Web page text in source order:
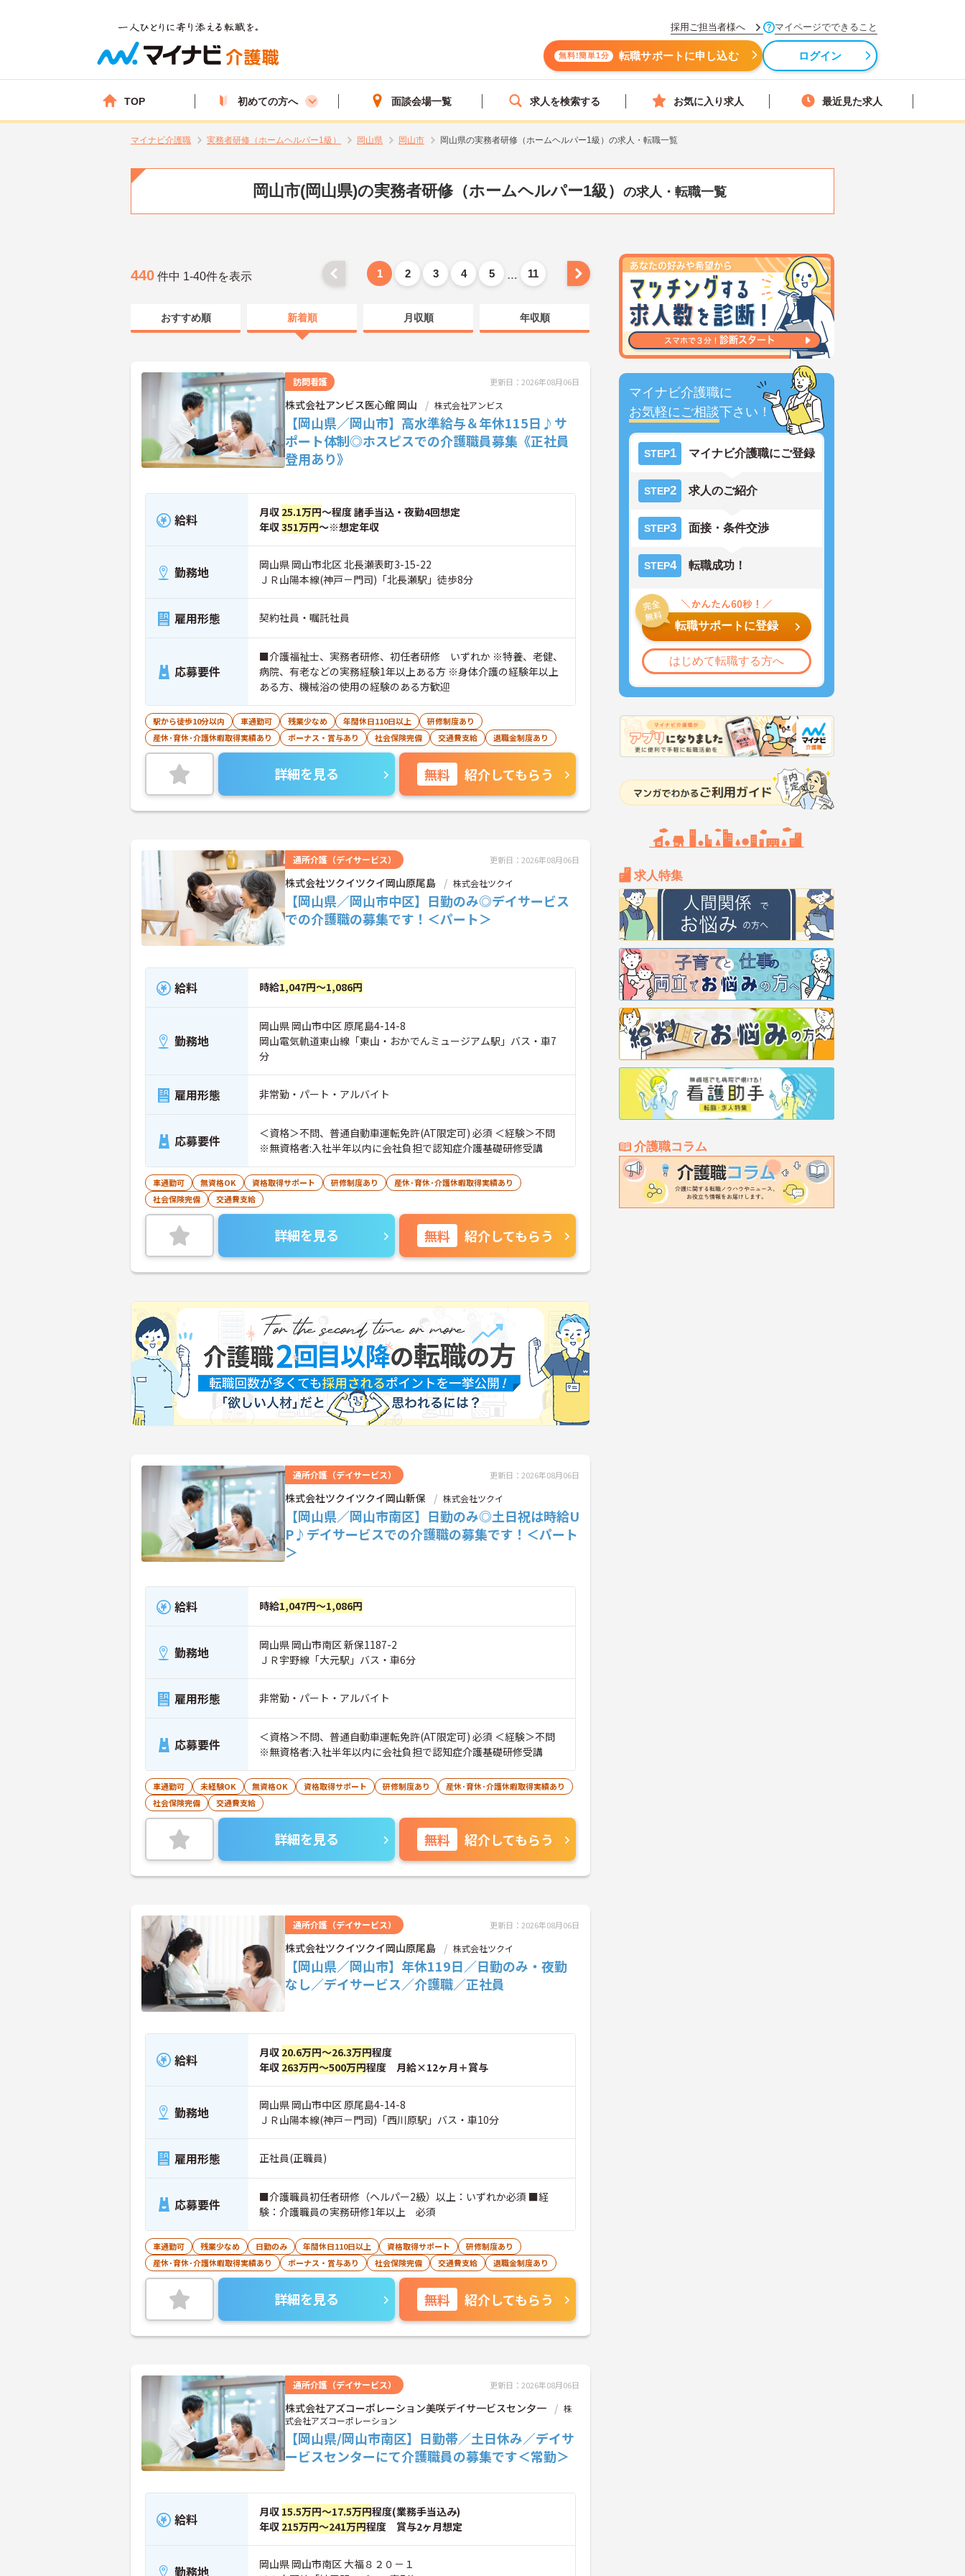
採用ご担当者様へ マイページでできること
無料!簡単1分 転職サポートに申し込む ログイン
TOP 初めての方へ 面談会場一覧 求人を検索する お気に入り求人 最近見た求人
マイナビ介護職 実務者研修（ホームヘルパー1級） 岡山県 岡山市 岡山県の実務者研修（ホームヘルパー1級）の求人・転職一覧
岡山市(岡山県)の実務者研修（ホームヘルパー1級） の求人・転職一覧
マイナビ介護職に
お気軽にご相談下さい！
STEP1 マイナビ介護職にご登録
STEP2 求人のご紹介
STEP3 面接・条件交渉
STEP4 転職成功！
転職サポートに登録
はじめて転職する方へ
求人特集
介護職コラム
440 件中 1-40件を表示 1 2 3 4 5 … 11
おすすめ順 新着順 月収順 年収順
訪問看護 更新日：2026年08月06日
株式会社アンビス医心館 岡山 株式会社アンビス
【岡山県／岡山市】高水準給与＆年休115日♪サ
ポート体制◎ホスピスでの介護職員募集《正社員
登用あり》
給料 月収 25.1万円～程度 諸手当込・夜勤4回想定
年収351万円～※想定年収
勤務地
岡山県 岡山市北区 北長瀬表町3-15-22
ＪＲ山陽本線(神戸－門司)「北長瀬駅」徒歩8分
雇用形態 契約社員・嘱託社員
応募要件
■介護福祉士、実務者研修、初任者研修 いずれか ※特養、老健、
病院、有老などの実務経験1年以上ある方 ※身体介護の経験年以上
ある方、機械浴の使用の経験のある方歓迎
駅から徒歩10分以内 車通勤可 残業少なめ 年間休日110日以上
研修制度あり
産休･育休･介護休暇取得実績あり
ボーナス・賞与あり 社会保険完備 交通費支給 退職金制度あり
詳細を見る 無料 紹介してもらう
通所介護（デイサービス） 更新日：2026年08月06日
株式会社ツクイツクイ岡山原尾島 株式会社ツクイ
【岡山県／岡山市中区】日勤のみ◎デイサービス
での介護職の募集です！＜パート＞
給料 時給1,047円～1,086円
勤務地
岡山県 岡山市中区 原尾島4-14-8
岡山電気軌道東山線「東山・おかでんミュージアム駅」バス・車7
分
雇用形態 非常勤・パート・アルバイト
応募要件
＜資格＞不問、普通自動車運転免許(AT限定可) 必須 ＜経験＞不問
※無資格者:入社半年以内に会社負担で認知症介護基礎研修受講
車通勤可 無資格OK 資格取得サポート 研修制度あり
産休･育休･介護休暇取得実績あり
社会保険完備
交通費支給
詳細を見る 無料 紹介してもらう
通所介護（デイサービス） 更新日：2026年08月06日
株式会社ツクイツクイ岡山新保 株式会社ツクイ
【岡山県／岡山市南区】日勤のみ◎土日祝は時給U
P♪デイサービスでの介護職の募集です！＜パート
＞
給料 時給1,047円～1,086円
勤務地
岡山県 岡山市南区 新保1187-2
ＪＲ宇野線「大元駅」バス・車6分
雇用形態 非常勤・パート・アルバイト
応募要件
＜資格＞不問、普通自動車運転免許(AT限定可) 必須 ＜経験＞不問
※無資格者:入社半年以内に会社負担で認知症介護基礎研修受講
車通勤可 未経験OK 無資格OK 資格取得サポート 研修制度あり
産休･育休･介護休暇取得実績あり
社会保険完備
交通費支給
詳細を見る 無料 紹介してもらう
通所介護（デイサービス） 更新日：2026年08月06日
株式会社ツクイツクイ岡山原尾島 株式会社ツクイ
【岡山県／岡山市】年休119日／日勤のみ・夜勤
なし／デイサービス／介護職／正社員
給料 月収 20.6万円～26.3万円程度
年収 263万円～500万円程度 月給×12ヶ月＋賞与
勤務地
岡山県 岡山市中区 原尾島4-14-8
ＪＲ山陽本線(神戸－門司)「西川原駅」バス・車10分
雇用形態 正社員(正職員)
応募要件
■介護職員初任者研修（ヘルパー2級）以上：いずれか必須 ■経
験：介護職員の実務研修1年以上 必須
車通勤可 残業少なめ 日勤のみ 年間休日110日以上 資格取得サポート
研修制度あり
産休･育休･介護休暇取得実績あり
ボーナス・賞与あり 社会保険完備 交通費支給 退職金制度あり
詳細を見る 無料 紹介してもらう
通所介護（デイサービス） 更新日：2026年08月06日
株式会社アズコーポレーション美咲デイサ一ビスセン夕一
株
式会社アズコーポレーション
【岡山県/岡山市南区】日勤帯／土日休み／デイサ
ービスセンターにて介護職員の募集です＜常勤＞
給料 月収 15.5万円～17.5万円程度(業務手当込み)
年収 215万円～241万円程度 賞与2ヶ月想定
勤務地
岡山県 岡山市南区 大福８２０－１